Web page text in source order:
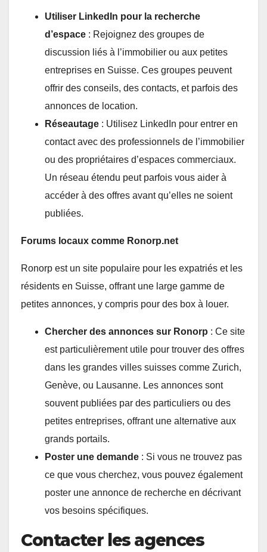
Utiliser LinkedIn pour la recherche
d’espace : Rejoignez des groupes de
discussion liés à l’immobilier ou aux petites
entreprises en Suisse. Ces groupes peuvent
offrir des conseils, des contacts, et parfois des
annonces de location.
Réseautage : Utilisez LinkedIn pour entrer en
contact avec des professionnels de l’immobilier
ou des propriétaires d’espaces commerciaux.
Un réseau étendu peut parfois vous aider à
accéder à des offres avant qu’elles ne soient
publiées.
Forums locaux comme Ronorp.net
Ronorp est un site populaire pour les expatriés et les
résidents en Suisse, offrant une large gamme de
petites annonces, y compris pour des box à louer.
Chercher des annonces sur Ronorp : Ce site
est particulièrement utile pour trouver des offres
dans les grandes villes suisses comme Zurich,
Genève, ou Lausanne. Les annonces sont
souvent publiées par des particuliers ou des
petites entreprises, offrant une alternative aux
grands portails.
Poster une demande : Si vous ne trouvez pas
ce que vous cherchez, vous pouvez également
poster une annonce de recherche en décrivant
vos besoins spécifiques.
Contacter les agences